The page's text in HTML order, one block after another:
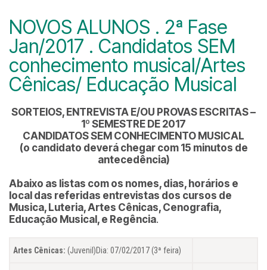
NOVOS ALUNOS . 2ª Fase
Jan/2017 . Candidatos SEM
conhecimento musical/Artes
Cênicas/ Educação Musical
SORTEIOS, ENTREVISTA E/OU PROVAS ESCRITAS –
1º SEMESTRE DE 2017
CANDIDATOS SEM CONHECIMENTO MUSICAL
(o candidato deverá chegar com 15 minutos de
antecedência)
Abaixo as listas com os nomes, dias, horários e
local das referidas entrevistas dos cursos de
Musica, Luteria, Artes Cênicas, Cenografia,
Educação Musical, e Regência.
Artes Cênicas: (Juvenil)Dia: 07/02/2017 (3ª feira)